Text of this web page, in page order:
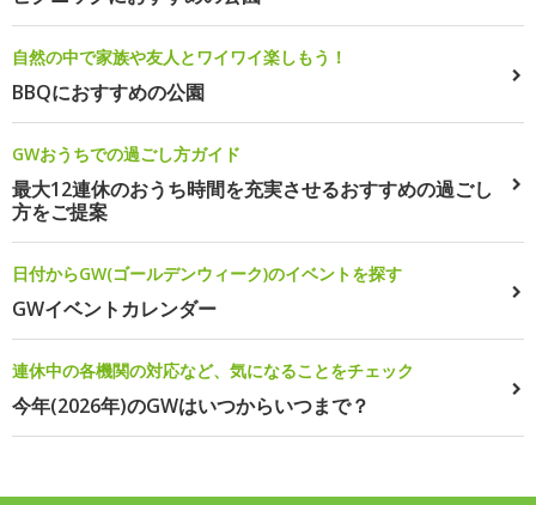
自然の中で家族や友人とワイワイ楽しもう！
BBQにおすすめの公園
GWおうちでの過ごし方ガイド
最大12連休のおうち時間を充実させるおすすめの過ごし
方をご提案
日付からGW(ゴールデンウィーク)のイベントを探す
GWイベントカレンダー
連休中の各機関の対応など、気になることをチェック
今年(2026年)のGWはいつからいつまで？